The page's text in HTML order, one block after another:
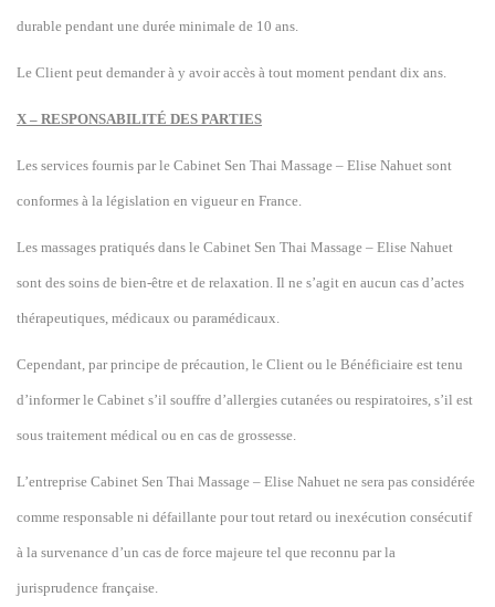
durable pendant une durée minimale de 10 ans.
Le Client peut demander à y avoir accès à tout moment pendant dix ans.
X – RESPONSABILITÉ DES PARTIES
Les services fournis par le Cabinet Sen Thai Massage – Elise Nahuet sont
conformes à la législation en vigueur en France.
Les massages pratiqués dans le Cabinet Sen Thai Massage – Elise Nahuet
sont des soins de bien-être et de relaxation. Il ne s’agit en aucun cas d’actes
thérapeutiques, médicaux ou paramédicaux.
Cependant, par principe de précaution, le Client ou le Bénéficiaire est tenu
d’informer le Cabinet s’il souffre d’allergies cutanées ou respiratoires, s’il est
sous traitement médical ou en cas de grossesse.
L’entreprise Cabinet Sen Thai Massage – Elise Nahuet ne sera pas considérée
comme responsable ni défaillante pour tout retard ou inexécution consécutif
à la survenance d’un cas de force majeure tel que reconnu par la
jurisprudence française.